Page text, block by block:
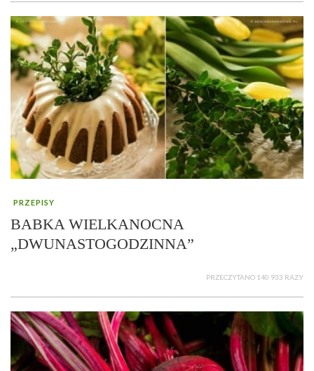
PRZEPISY
BABKA WIELKANOCNA
„DWUNASTOGODZINNA”
PRZECZYTANO 140 933 RAZY